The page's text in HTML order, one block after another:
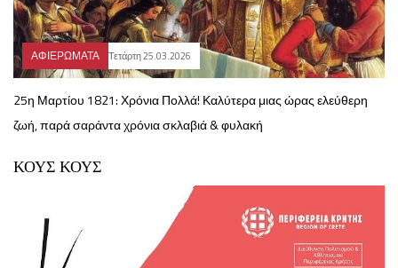
ΑΦΙΕΡΩΜΑΤΑ Τετάρτη 25.03.2026
25η Μαρτίου 1821: Χρόνια Πολλά! Καλύτερα μιας ώρας ελεύθερη
ζωή, παρά σαράντα χρόνια σκλαβιά & φυλακή
ΚΟΥΣ ΚΟΥΣ